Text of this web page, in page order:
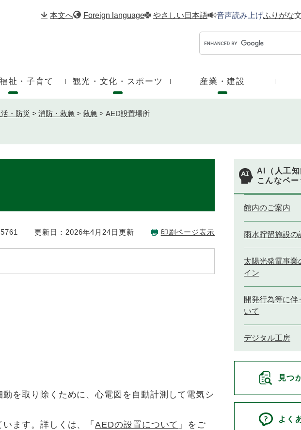
本文へ Foreign language やさしい日本語 音声読み上げふりがな
祉・子育て 観光・文化・スポーツ 産業・建設
・防災 > 消防・救急 > 救急 > AED設置場所
更新日：2026年4月24日更新 印刷ページ表示
を取り除くために、心電図を自動計測して電気シ
います。詳しくは、「AEDの設置について 」をご
AI（人工
こんなペ
館内のご案内
雨水貯留施設の
太陽光発電事業
イン
開発行為等に伴
いて
デジタル工房
見つ
よく